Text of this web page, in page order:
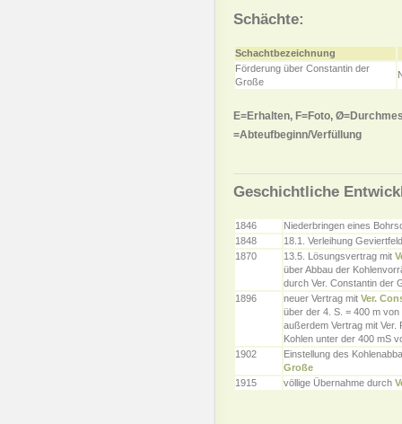
Schächte:
Schachtbezeichnung
Förderung über Constantin der
Große
E=Erhalten, F=Foto,
=Abteufbeginn/Verfüllung
Geschichtliche
1846
Niederbringen eines
1848
18.1. Verleihung
1870
13.5. Lösungsvertrag mit
über Abbau der
durch Ver. Constantin der
1896
neuer Vertrag mit Ver.
über der 4. S. = 400 m
außerdem Vertrag mit Ver.
Kohlen unter der 400 mS
1902
Einstellung des
Große
1915
völlige Übernahme durch